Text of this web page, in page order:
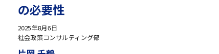
の必要性
2025年8月6日
社会政策コンサルティング部